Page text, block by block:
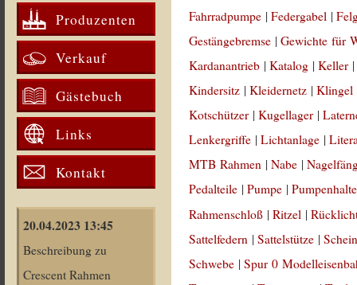
Produzenten
Verkauf
Gästebuch
Links
Kontakt
20.04.2023 13:45
Beschreibung zu
Crescent Rahmen
Fahrradpumpe |Federgabel |
Gestängebremse |Gewichte für
Kardanantrieb |Katalog |Keller
Kindersitz |Kleidernetz |Klingel
Kotschützer |Kugellager |
Lenkergriffe |Lichtanlage |
MTB Rahmen |Nabe |
Pedalteile |Pumpe |
Rahmenschloß |Ritzel |
Sattelfedern |Sattelstütze |
Schwebe |Spur 0